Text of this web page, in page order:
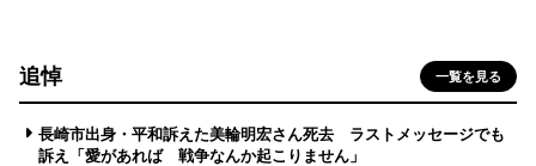
追悼 一覧を見る
長崎市出身・平和訴えた美輪明宏さん死去 ラストメッセージでも
訴え「愛があれば 戦争なんか起こりません」